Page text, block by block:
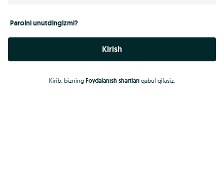
Parolni unutdingizmi?
Kirish
Kirib, bizning Foydalanish shartlariqabul qilasiz.